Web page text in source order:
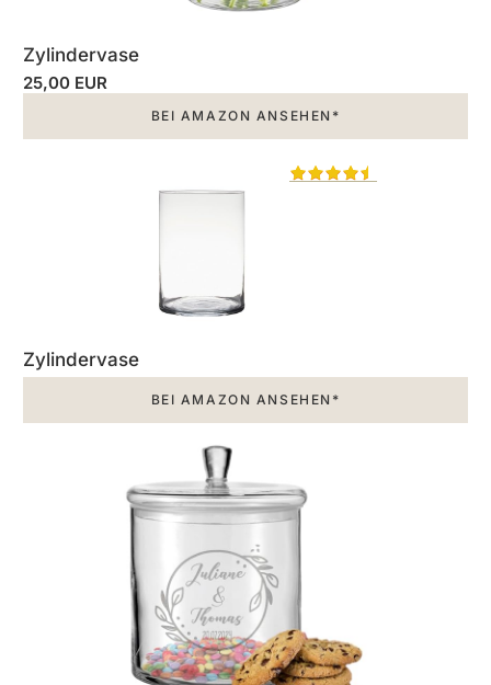
Zylindervase
25,00 EUR
BEI AMAZON ANSEHEN*
Zylindervase
BEI AMAZON ANSEHEN*